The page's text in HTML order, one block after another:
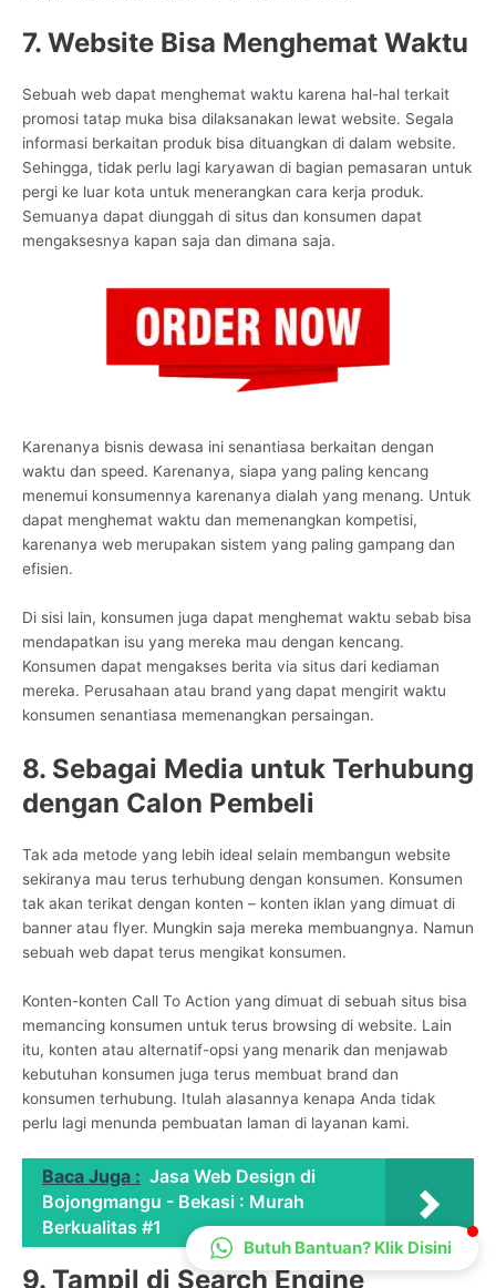
7. Website Bisa Menghemat Waktu
Sebuah web dapat menghemat waktu karena hal-hal terkait
promosi tatap muka bisa dilaksanakan lewat website. Segala
informasi berkaitan produk bisa dituangkan di dalam website.
Sehingga, tidak perlu lagi karyawan di bagian pemasaran untuk
pergi ke luar kota untuk menerangkan cara kerja produk.
Semuanya dapat diunggah di situs dan konsumen dapat
mengaksesnya kapan saja dan dimana saja.
Karenanya bisnis dewasa ini senantiasa berkaitan dengan
waktu dan speed. Karenanya, siapa yang paling kencang
menemui konsumennya karenanya dialah yang menang. Untuk
dapat menghemat waktu dan memenangkan kompetisi,
karenanya web merupakan sistem yang paling gampang dan
efisien.
Di sisi lain, konsumen juga dapat menghemat waktu sebab bisa
mendapatkan isu yang mereka mau dengan kencang.
Konsumen dapat mengakses berita via situs dari kediaman
mereka. Perusahaan atau brand yang dapat mengirit waktu
konsumen senantiasa memenangkan persaingan.
8. Sebagai Media untuk Terhubung
dengan Calon Pembeli
Tak ada metode yang lebih ideal selain membangun website
sekiranya mau terus terhubung dengan konsumen. Konsumen
tak akan terikat dengan konten – konten iklan yang dimuat di
banner atau flyer. Mungkin saja mereka membuangnya. Namun
sebuah web dapat terus mengikat konsumen.
Konten-konten Call To Action yang dimuat di sebuah situs bisa
memancing konsumen untuk terus browsing di website. Lain
itu, konten atau alternatif-opsi yang menarik dan menjawab
kebutuhan konsumen juga terus membuat brand dan
konsumen terhubung. Itulah alasannya kenapa Anda tidak
perlu lagi menunda pembuatan laman di layanan kami.
Baca Juga : Jasa Web Design di
Bojongmangu - Bekasi : Murah
Berkualitas #1
9. Tampil di Search Engine
CS Lenteraweb
Butuh Bantuan? Klik Disini